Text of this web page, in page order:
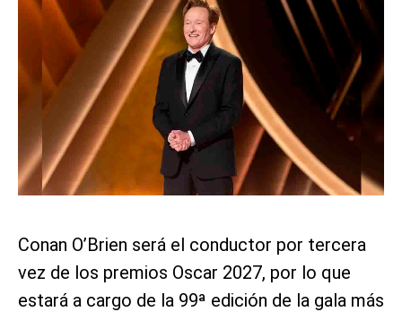
Conan O’Brien será el conductor por tercera
vez de los premios Oscar 2027, por lo que
estará a cargo de la 99ª edición de la gala más